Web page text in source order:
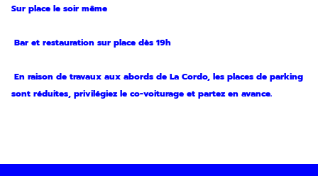
Sur place le soir même
Bar et restauration sur place dès 19h
En raison de travaux aux abords de La Cordo, les places de parking
sont réduites, privilégiez le co-voiturage et partez en avance.
Inscription